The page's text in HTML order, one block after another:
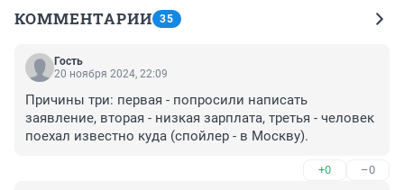
КОММЕНТАРИИ 35
Гость
20 ноября 2024, 22:09
Причины три: первая - попросили написать
заявление, вторая - низкая зарплата, третья - человек
поехал известно куда (спойлер - в Москву).
+0 –0